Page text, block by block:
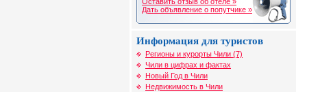
Дать объявление о попутчике »
Информация для туристов
Регионы и курорты Чили (7)
Чили в цифрах и фактах
Новый Год в Чили
Недвижимость в Чили